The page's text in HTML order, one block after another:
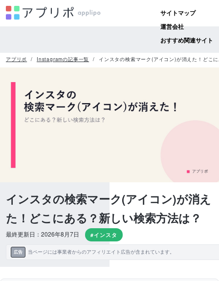
サイトマップ
運営会社
おすすめ関連サイト
アプリポ Instagramの記事一覧 インスタの検索マーク(アイコン)が消えた！どこ
インスタの検索マーク(アイコン)が消え
た！どこにある？新しい検索方法は？
最終更新日：2026年8月7日 #インスタ
広告 当ページには事業者からのアフィリエイト広告が含まれています。